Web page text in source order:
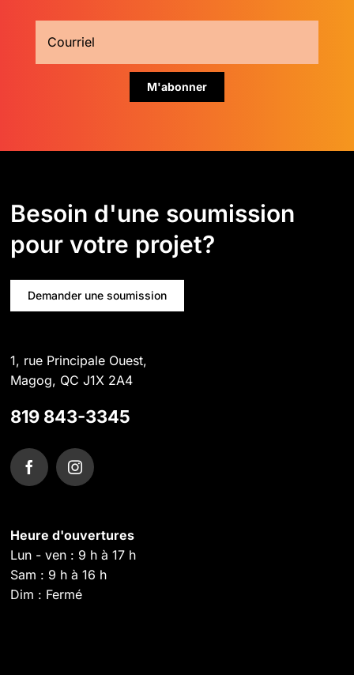
Besoin d'une soumission
pour votre projet?
Demander une soumission
1, rue Principale Ouest,
Magog, QC J1X 2A4
819 843-3345
Heure d'ouvertures
Lun - ven : 9 h à 17 h
Sam : 9 h à 16 h
Dim : Fermé